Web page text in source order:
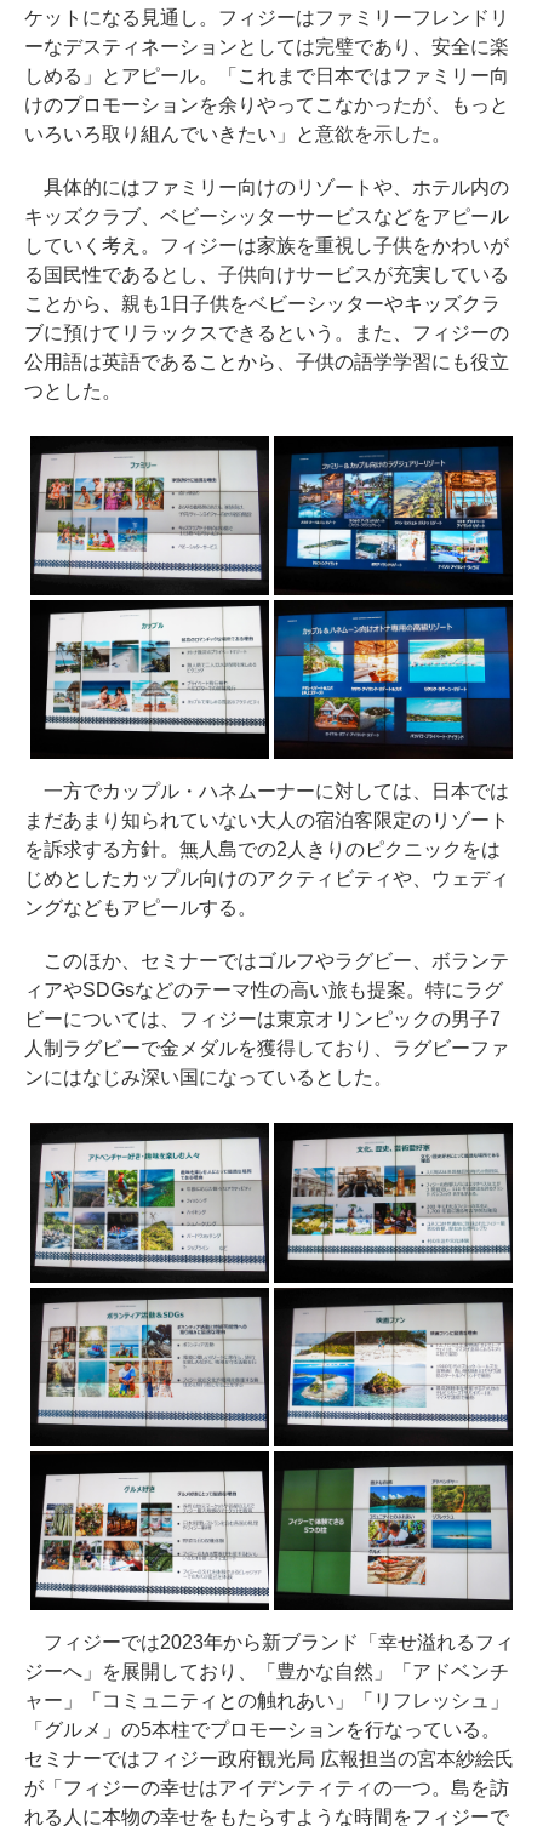
ケットになる見通し。フィジーはファミリーフレンドリ
ーなデスティネーションとしては完璧であり、安全に楽
しめる」とアピール。「これまで日本ではファミリー向
けのプロモーションを余りやってこなかったが、もっと
いろいろ取り組んでいきたい」と意欲を示した。
具体的にはファミリー向けのリゾートや、ホテル内の
キッズクラブ、ベビーシッターサービスなどをアピール
していく考え。フィジーは家族を重視し子供をかわいが
る国民性であるとし、子供向けサービスが充実している
ことから、親も1日子供をベビーシッターやキッズクラ
ブに預けてリラックスできるという。また、フィジーの
公用語は英語であることから、子供の語学学習にも役立
つとした。
一方でカップル・ハネムーナーに対しては、日本では
まだあまり知られていない大人の宿泊客限定のリゾート
を訴求する方針。無人島での2人きりのピクニックをは
じめとしたカップル向けのアクティビティや、ウェディ
ングなどもアピールする。
このほか、セミナーではゴルフやラグビー、ボランテ
ィアやSDGsなどのテーマ性の高い旅も提案。特にラグ
ビーについては、フィジーは東京オリンピックの男子7
人制ラグビーで金メダルを獲得しており、ラグビーファ
ンにはなじみ深い国になっているとした。
フィジーでは2023年から新ブランド「幸せ溢れるフィ
ジーへ」を展開しており、「豊かな自然」「アドベンチ
ャー」「コミュニティとの触れあい」「リフレッシュ」
「グルメ」の5本柱でプロモーションを行なっている。
セミナーではフィジー政府観光局 広報担当の宮本紗絵氏
が「フィジーの幸せはアイデンティティの一つ。島を訪
れる人に本物の幸せをもたらすような時間をフィジーで